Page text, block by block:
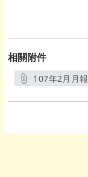
相關附件
107年2月月報